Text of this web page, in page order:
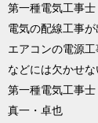
第一種電気工事士​
電気の配線工事が
エアコンの電源
などには欠かせな
第一種電気工事
真一・卓也